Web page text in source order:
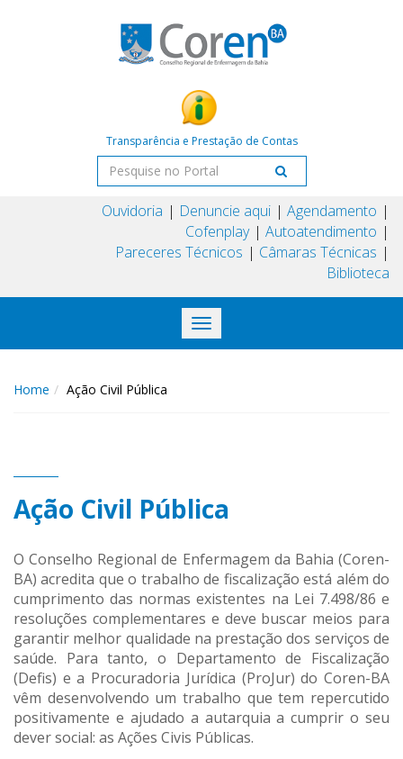
Transparência e Prestação de Contas
Ouvidoria Denuncie aqui
Agendamento
Cofenplay
Autoatendimento
Pareceres Técnicos
Câmaras Técnicas
Biblioteca
Toggle
navigation
Home Ação Civil Pública
Ação Civil Pública
O Conselho Regional de Enfermagem da Bahia (Coren-
BA) acredita que o trabalho de fiscalização está além do
cumprimento das normas existentes na Lei 7.498/86 e
resoluções complementares e deve buscar meios para
garantir melhor qualidade na prestação dos serviços de
saúde. Para tanto, o Departamento de Fiscalização
(Defis) e a Procuradoria Jurídica (ProJur) do Coren-BA
vêm desenvolvendo um trabalho que tem repercutido
positivamente e ajudado a autarquia a cumprir o seu
dever social: as Ações Civis Públicas.